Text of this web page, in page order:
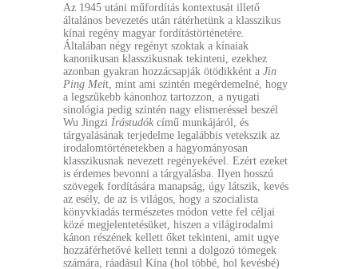
Az 1945 utáni műfordítás kontextusát illető
általános bevezetés után rátérhetünk a klasszikus
kínai regény magyar fordítástörténetére.
Általában négy regényt szoktak a kínaiak
kanonikusan klasszikusnak tekinteni, ezekhez
azonban gyakran hozzácsapják ötödikként a Jin
Ping Meit, mint ami szintén megérdemelné, hogy
a legszűkebb kánonhoz tartozzon, a nyugati
sinológia pedig szintén nagy elismeréssel beszél
Wu Jingzi Írástudók című munkájáról, és
tárgyalásának terjedelme legalábbis vetekszik az
irodalomtörténetekben a hagyományosan
klasszikusnak nevezett regényekével. Ezért ezeket
is érdemes bevonni a tárgyalásba. Ilyen hosszú
szövegek fordítására manapság, úgy látszik, kevés
az esély, de az is világos, hogy a szocialista
könyvkiadás természetes módon vette fel céljai
közé megjelentetésüket, hiszen a világirodalmi
kánon részének kellett őket tekinteni, amit ugye
hozzáférhetővé kellett tenni a dolgozó tömegek
számára, ráadásul Kína (hol többé, hol kevésbé)